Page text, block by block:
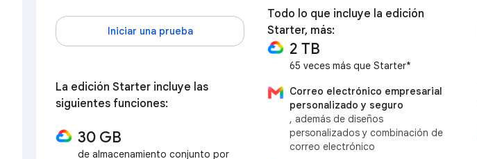
Iniciar una prueba
La edición Starter incluye las
siguientes funciones:
30 GB
de almacenamiento conjunto por
Todo lo que incluye la edición
Starter, más:
2 TB
65 veces más que Starter*
Correo electrónico empresarial
personalizado y seguro
, además de diseños
personalizados y combinación de
correo electrónico